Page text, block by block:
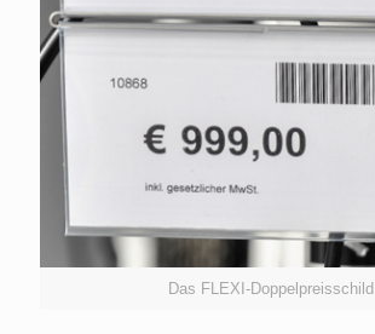
Das FLEXI-Doppelpreisschild